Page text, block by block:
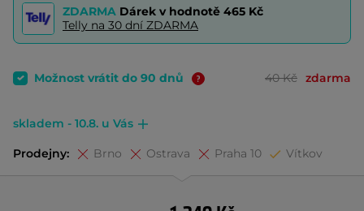
ZDARMA Dárek v hodnotě 465 Kč
Telly na 30 dní ZDARMA
Možnost vrátit do 90 dnů 40 Kč zdarma
skladem - 10.8. u Vás
Prodejny: Brno Ostrava Praha 10 Vítkov